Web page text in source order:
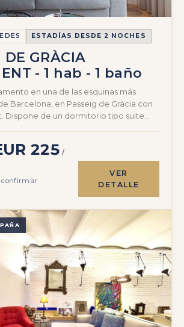
ESTADÍAS DESDE 2 NOCHES
DE GRÀCIA
- 1 hab - 1 baño
en una de las esquinas más
Barcelona, en Passeig de Gràcia con
Dispone de un dormitorio tipo suite…
225 /
confirmar
VER
DETALLE